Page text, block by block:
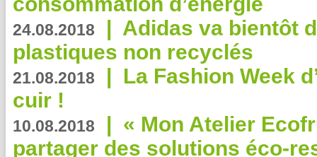
24.08.2018 | Adidas va bientôt
plastiques non recyclés
21.08.2018 | La Fashion Week
cuir !
10.08.2018 | « Mon Atelier
partager des solutions éco-